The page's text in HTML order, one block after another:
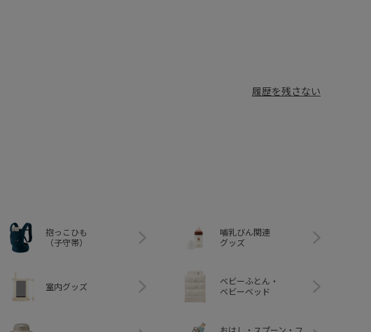
履歴を残さない
抱っこひも
（子守帯）
哺乳びん関連
グッズ
室内グッズ
ベビーふとん・
ベビーベッド